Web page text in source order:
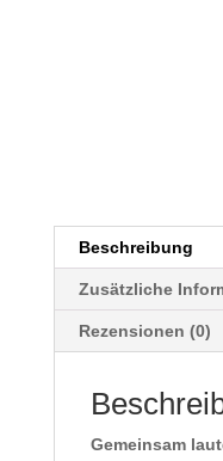
Beschreibung
Zusätzliche
Rezensionen (0)
Gemeinsam